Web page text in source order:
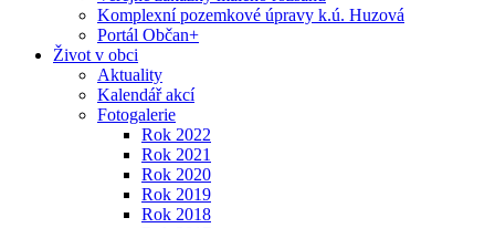
Komplexní pozemkové úpravy k.ú. Huzová
Portál Občan+
Život v obci
Aktuality
Kalendář akcí
Fotogalerie
Rok 2022
Rok 2021
Rok 2020
Rok 2019
Rok 2018